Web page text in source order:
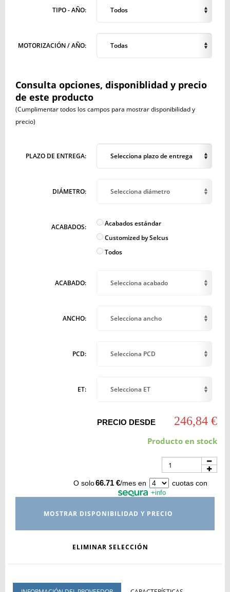
TIPO - AÑO: Todos
MOTORIZACIÓN / AÑO: Todas
Consulta opciones, disponiblidad y precio
de este producto
(Cumplimentar todos los campos para mostrar disponibilidad y
precio)
PLAZO DE ENTREGA: Selecciona plazo de entrega
DIÁMETRO: Selecciona diámetro
ACABADOS:
Acabados estándar
Customized by Selcus
Todos
ACABADO: Selecciona acabado
ANCHO: Selecciona ancho
PCD: Selecciona PCD
ET: Selecciona ET
PRECIO DESDE 246,84 €
Producto en stock
O solo66.71 €/mes en cuotas con
+info
MOSTRAR DISPONIBILIDAD Y PRECIO
ELIMINAR SELECCIÓN